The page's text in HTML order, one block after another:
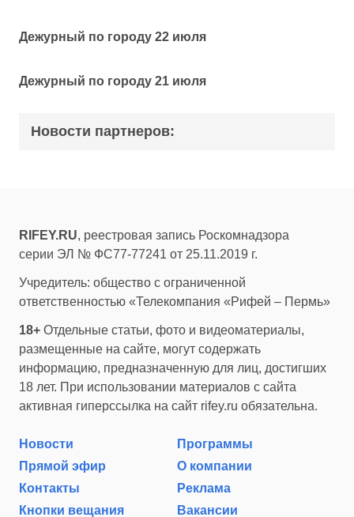
Дежурный по городу 22 июля
Дежурный по городу 21 июля
Новости партнеров:
RIFEY.RU, реестровая запись Роскомнадзора
серии ЭЛ № ФС77-77241 от 25.11.2019 г.
Учредитель: общество с ограниченной
ответственностью «Телекомпания «Рифей – Пермь»
18+ Отдельные статьи, фото и видеоматериалы,
размещенные на сайте, могут содержать
информацию, предназначенную для лиц, достигших
18 лет. При использовании материалов с сайта
активная гиперссылка на сайт rifey.ru обязательна.
Новости
Программы
Прямой эфир
О компании
Контакты
Реклама
Кнопки вещания
Вакансии